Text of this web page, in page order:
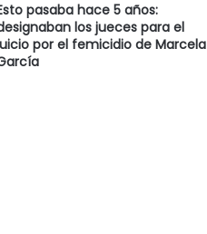
pasaba hace 5 años:
los jueces para el
por el femicidio de Marcela